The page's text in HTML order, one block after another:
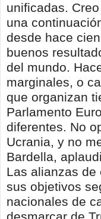
unificadas.
una
desde hace
buenos
del mundo.
marginales, o
que organizan
Parlamento
diferentes. No
Ucrania, y no
Bardella,
Las alianzas
sus objetivos
nacionales de